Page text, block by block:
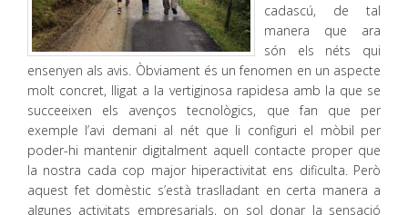
cadascú, de tal
manera que ara
són els néts qui
ensenyen als avis. Òbviament és un fenomen en un aspecte
molt concret, lligat a la vertiginosa rapidesa amb la que se
succeeixen els avenços tecnològics, que fan que per
exemple l’avi demani al nét que li configuri el mòbil per
poder-hi mantenir digitalment aquell contacte proper que
la nostra cada cop major hiperactivitat ens dificulta. Però
aquest fet domèstic s’està traslladant en certa manera a
algunes activitats empresarials, on sol donar la sensació